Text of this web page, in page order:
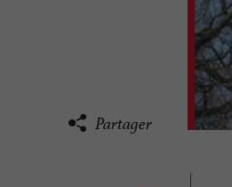
Partager